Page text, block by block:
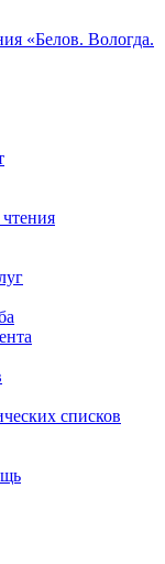
«Белов. Вологда.
списков